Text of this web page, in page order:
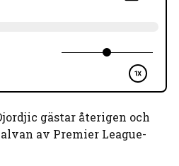
gästar återigen och
av Premier League-